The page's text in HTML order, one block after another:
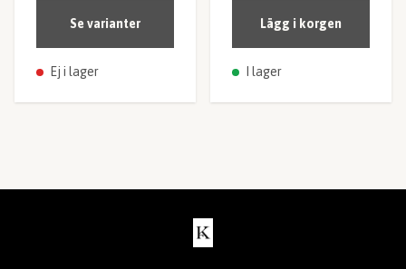
Se varianter
Ej i lager
Lägg i korgen
I lager